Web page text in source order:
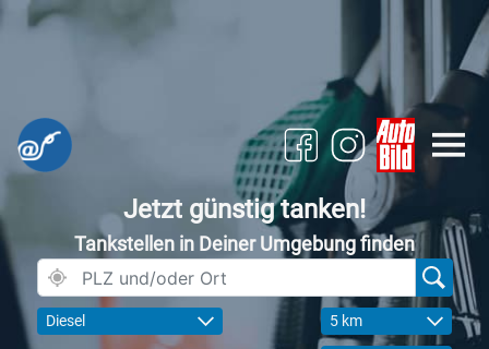
Jetzt günstig tanken!
Tankstellen in Deiner Umgebung finden
Diesel 5 km